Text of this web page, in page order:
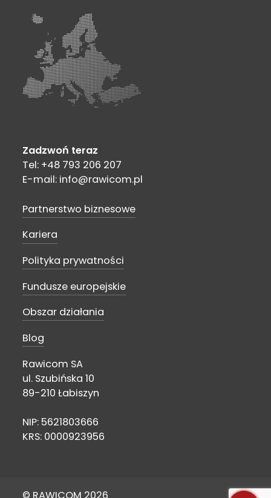
Zadzwoń teraz
Tel: +48 793 206 207
E-mail: info@rawicom.pl
Partnerstwo biznesowe
Kariera
Polityka prywatności
Fundusze europejskie
Obszar działania
Blog
Rawicom SA
ul. Szubińska 10
89-210 Łabiszyn
NIP: 5621803666
KRS: 0000923956